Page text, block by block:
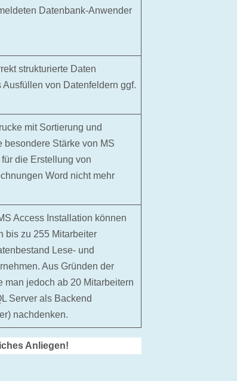
Datenbank-Anwender
strukturierte Daten
Ausfüllen von Datenfeldern ggf.
mit Sortierung und
besondere Stärke von MS
die Erstellung von
Word nicht mehr
Access Installation können
bis zu 255 Mitarbeiter
Lese- und
Aus Gründen der
man jedoch ab 20 Mitarbeitern
Server als Backend
nachdenken.
Anliegen!